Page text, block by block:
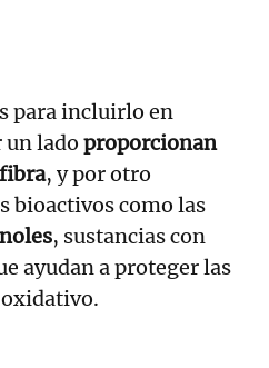
para incluirlo en
un lado proporcionan
, y por otro
bioactivos como las
, sustancias con
ayudan a proteger las